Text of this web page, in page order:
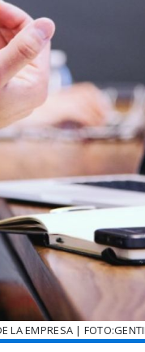
LA EMPRESA |